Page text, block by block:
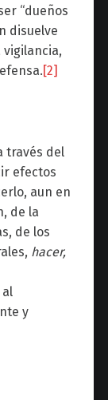
“dueños
disuelve
[2]
través del
efectos
aun en
de la
de los
hacer,
y